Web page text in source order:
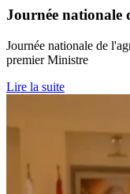
Journée nationale
Journée nationale de
premier Ministre
Lire la suite